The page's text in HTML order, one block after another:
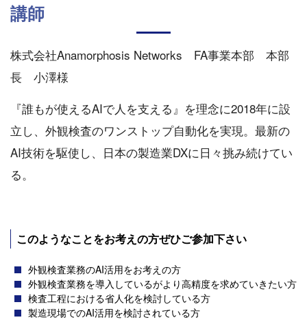
講師
株式会社Anamorphosis Networks FA事業本部 本部
長 小澤様
『誰もが使えるAIで人を支える』を理念に2018年に設
立し、外観検査のワンストップ自動化を実現。最新の
AI技術を駆使し、日本の製造業DXに日々挑み続けてい
る。
このようなことをお考えの方ぜひご参加下さい
外観検査業務のAI活用をお考えの方
外観検査業務を導入しているがより高精度を求めていきたい方
検査工程における省人化を検討している方
製造現場でのAI活用を検討されている方